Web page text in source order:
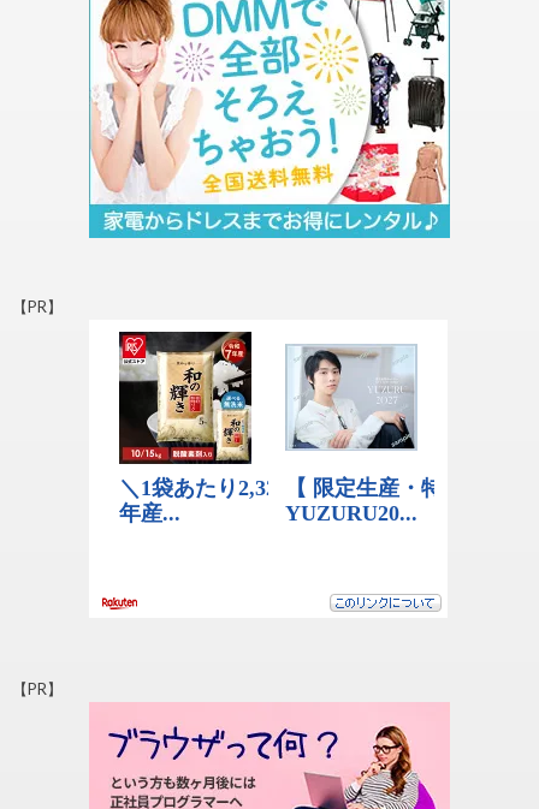
【PR】
【PR】